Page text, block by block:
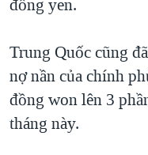
đồng yen.
Trung Quốc cũng
nợ nần của chính
đồng won lên 3
tháng này.